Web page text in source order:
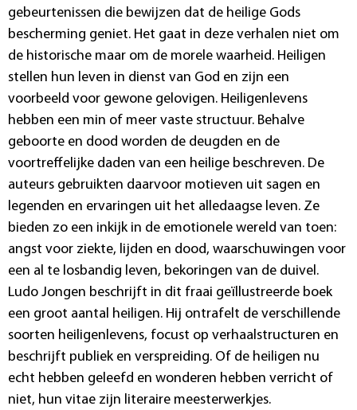
gebeurtenissen die bewijzen dat de heilige Gods
bescherming geniet. Het gaat in deze verhalen niet om
de historische maar om de morele waarheid. Heiligen
stellen hun leven in dienst van God en zijn een
voorbeeld voor gewone gelovigen. Heiligenlevens
hebben een min of meer vaste structuur. Behalve
geboorte en dood worden de deugden en de
voortreffelijke daden van een heilige beschreven. De
auteurs gebruikten daarvoor motieven uit sagen en
legenden en ervaringen uit het alledaagse leven. Ze
bieden zo een inkijk in de emotionele wereld van toen:
angst voor ziekte, lijden en dood, waarschuwingen voor
een al te losbandig leven, bekoringen van de duivel.
Ludo Jongen beschrijft in dit fraai geïllustreerde boek
een groot aantal heiligen. Hij ontrafelt de verschillende
soorten heiligenlevens, focust op verhaalstructuren en
beschrijft publiek en verspreiding. Of de heiligen nu
echt hebben geleefd en wonderen hebben verricht of
niet, hun vitae zijn literaire meesterwerkjes.